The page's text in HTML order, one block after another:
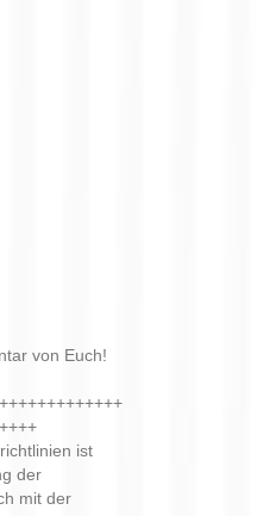
von Euch!
ist
der
mit der